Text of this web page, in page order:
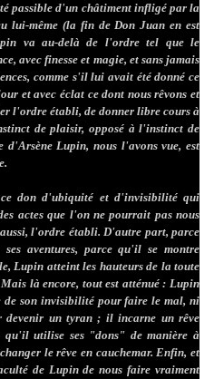
passible d'un châtiment infligé par la
lui-même (la fin de Don Juan en est
va au-delà de l'ordre tel que le
avec finesse et magie, et sans jamais
comme s'il lui avait été donné ce
et avec éclat ce dont nous rêvons et
l'ordre établi, de donner libre cours à
de plaisir, opposé à l'instinct de
Lupin, nous l'avons vue, est
ce don d'ubiquité et d'invisibilité qui
actes que l'on ne pourrait pas nous
l'ordre établi. D'autre part, parce
aventures, parce qu'il se montre
Lupin atteint les hauteurs de la toute
là encore, tout est atténué : Lupin
de son invisibilité pour faire le mal, ni
devenir un tyran ; il incarne un rêve
qu'il utilise ses "dons" de manière à
le rêve en cauchemar. Enfin, et
de Lupin de nous faire vraiment